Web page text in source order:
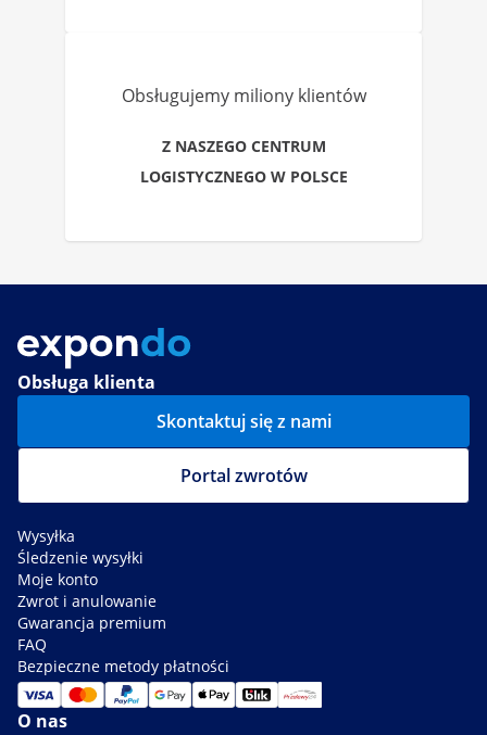
Obsługujemy miliony klientów
Z NASZEGO CENTRUM
LOGISTYCZNEGO W POLSCE
Obsługa klienta
Skontaktuj się z nami
Portal zwrotów
Wysyłka
Śledzenie wysyłki
Moje konto
Zwrot i anulowanie
Gwarancja premium
FAQ
Bezpieczne metody płatności
O nas